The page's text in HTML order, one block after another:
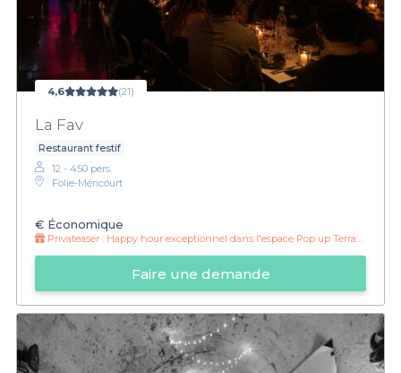
4,6 (21)
La Fav
Restaurant festif
12 - 450 pers.
Folie-Méricourt
€ Économique
Privateaser : Happy hour exceptionnel dans l'espace Pop up Terrasse
Faire une demande